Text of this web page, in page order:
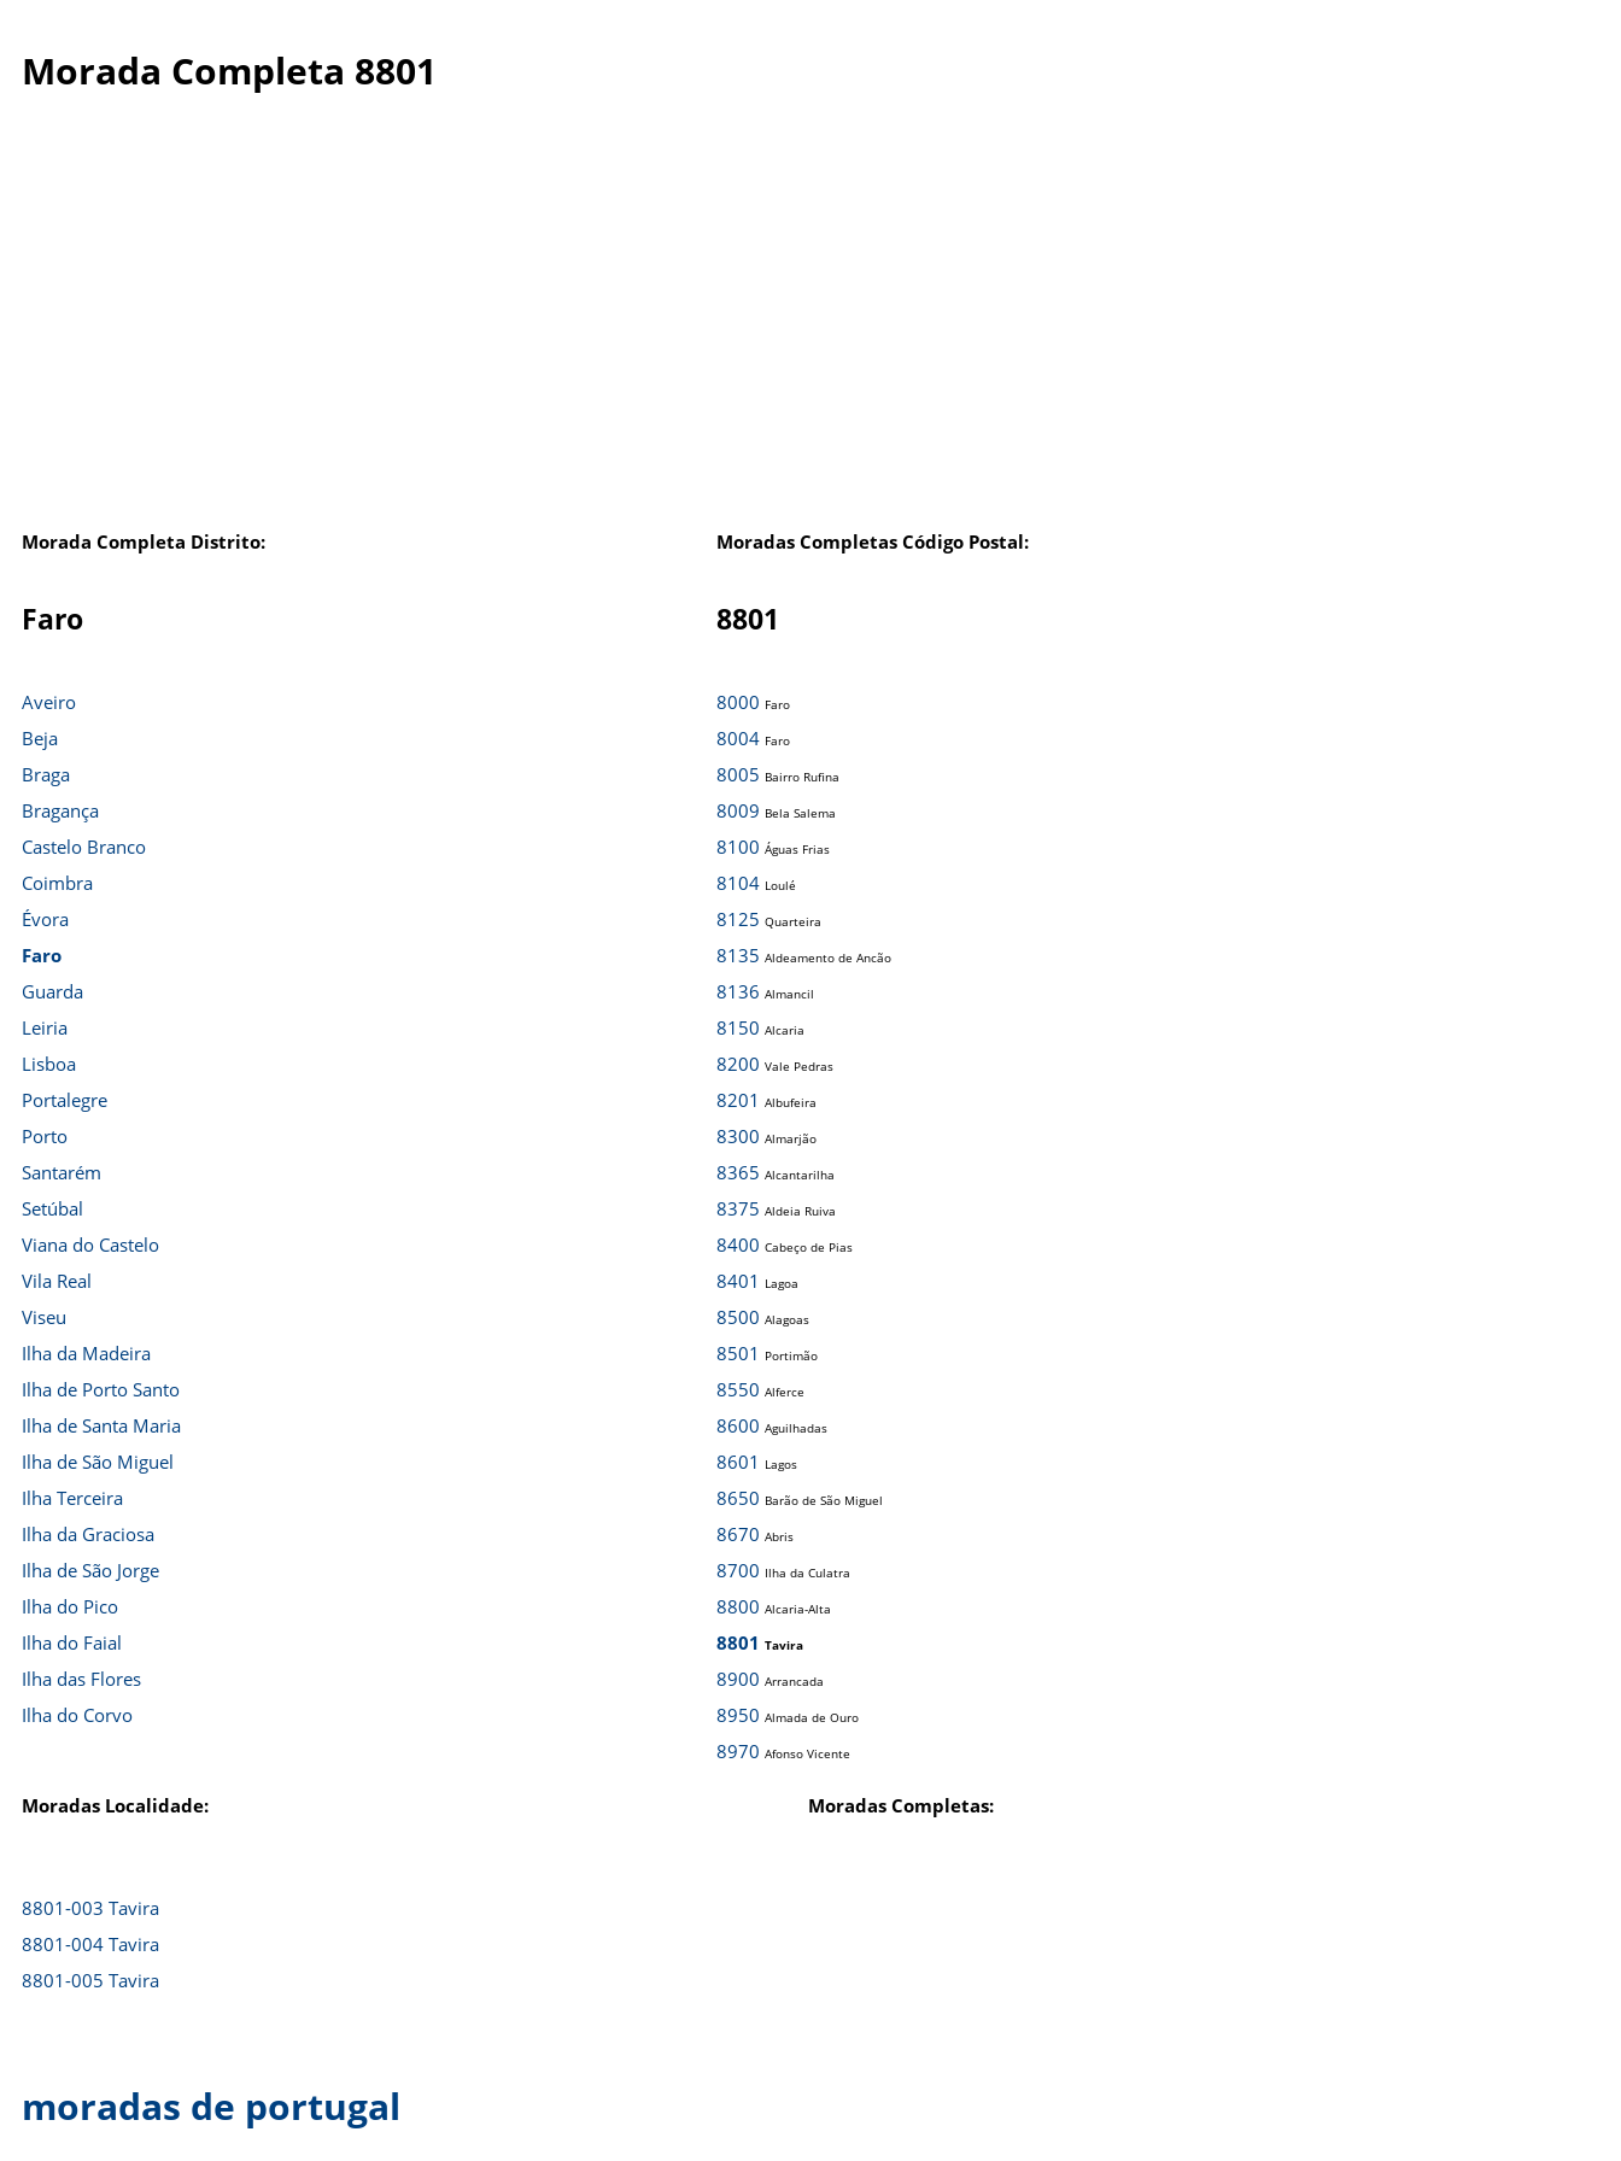
Morada Completa 8801
Morada Completa Distrito: Moradas Completas Código Postal:
Faro 8801
Aveiro
Beja
Braga
Bragança
Castelo Branco
Coimbra
Évora
Faro
Guarda
Leiria
Lisboa
Portalegre
Porto
Santarém
Setúbal
Viana do Castelo
Vila Real
Viseu
Ilha da Madeira
Ilha de Porto Santo
Ilha de Santa Maria
Ilha de São Miguel
Ilha Terceira
Ilha da Graciosa
Ilha de São Jorge
Ilha do Pico
Ilha do Faial
Ilha das Flores
Ilha do Corvo
8000 Faro
8004 Faro
8005 Bairro Rufina
8009 Bela Salema
8100 Águas Frias
8104 Loulé
8125 Quarteira
8135 Aldeamento de Ancão
8136 Almancil
8150 Alcaria
8200 Vale Pedras
8201 Albufeira
8300 Almarjão
8365 Alcantarilha
8375 Aldeia Ruiva
8400 Cabeço de Pias
8401 Lagoa
8500 Alagoas
8501 Portimão
8550 Alferce
8600 Aguilhadas
8601 Lagos
8650 Barão de São Miguel
8670 Abris
8700 Ilha da Culatra
8800 Alcaria-Alta
8801 Tavira
8900 Arrancada
8950 Almada de Ouro
8970 Afonso Vicente
Moradas Localidade: Moradas Completas:
8801-003 Tavira
8801-004 Tavira
8801-005 Tavira
moradas de portugal